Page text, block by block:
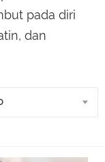
pada diri
dan